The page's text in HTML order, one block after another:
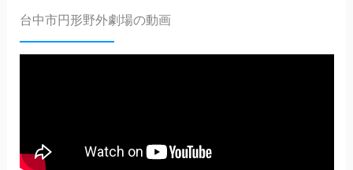
台中市円形野外劇場の動画